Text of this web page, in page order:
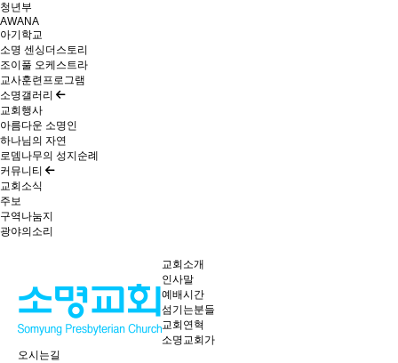
청년부
AWANA
아기학교
소명 센싱더스토리
조이풀 오케스트라
교사훈련프로그램
소명갤러리
교회행사
아름다운 소명인
하나님의 자연
로뎀나무의 성지순례
커뮤니티
교회소식
주보
구역나눔지
광야의소리
교회소개
인사말
예배시간
섬기는분들
교회연혁
소명교회가
오시는길